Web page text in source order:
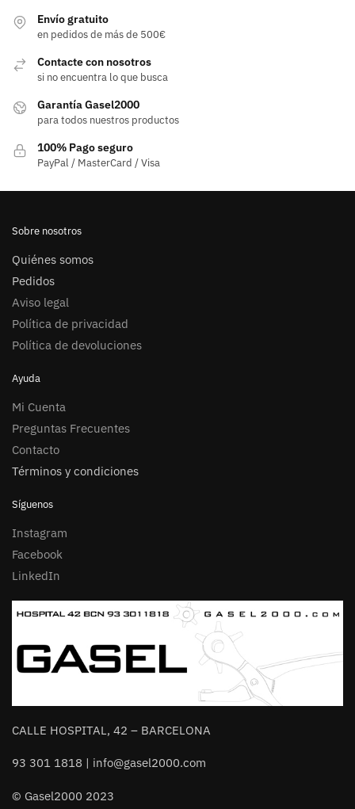
Envío gratuito
en pedidos de más de 500€
Contacte con nosotros
si no encuentra lo que busca
Garantía Gasel2000
para todos nuestros productos
100% Pago seguro
PayPal / MasterCard / Visa
Sobre nosotros
Quiénes somos
Pedidos
Aviso legal
Política de privacidad
Política de devoluciones
Ayuda
Mi Cuenta
Preguntas Frecuentes
Contacto
Términos y condiciones
Síguenos
Instagram
Facebook
LinkedIn
CALLE HOSPITAL, 42 – BARCELONA
93 301 1818 | info@gasel2000.com
© Gasel2000 2023